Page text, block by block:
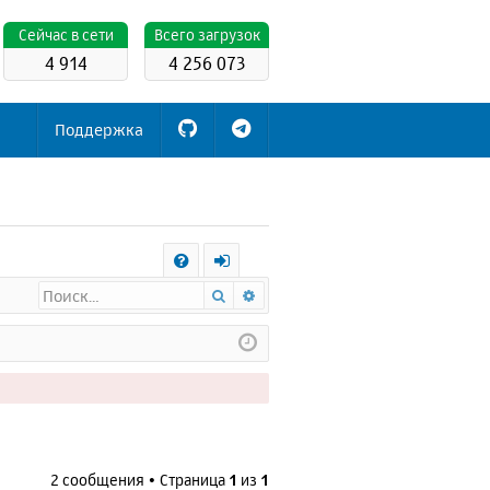
Всего загрузок
4 256 073
Cейчас в сети
4 914
Поддержка
Q
х
о
д
Поиск
2 сообщения • Страница 1 из 1